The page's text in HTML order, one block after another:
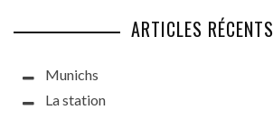
ARTICLES RÉCENTS
Munichs
La station